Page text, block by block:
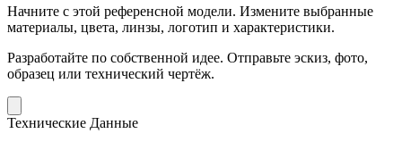
Начните с этой референсной модели. Измените выбранные
материалы, цвета, линзы, логотип и характеристики.
Разработайте по собственной идее. Отправьте эскиз, фото,
образец или технический чертёж.
Технические Данные